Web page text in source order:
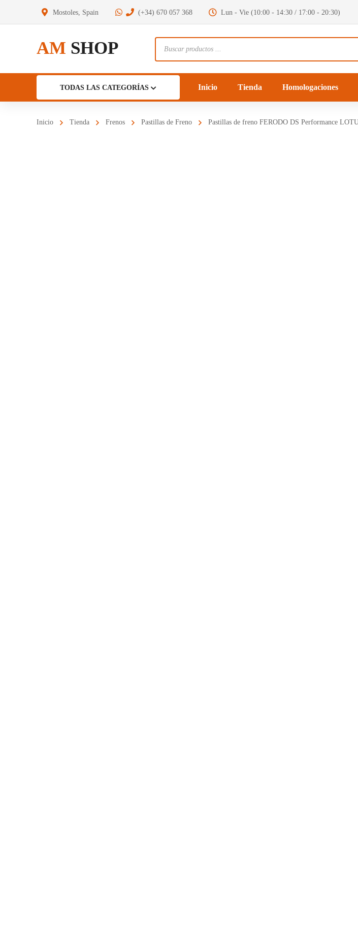
Mostoles, Spain (+34) 670 057 368 Lun - Vie (10:00 - 14:30 / 17:00 - 20:30)
AM SHOP
de
productos
TODAS LAS CATEGORÍAS Inicio Tienda Homologaciones
Inicio Tienda Frenos Pastillas de Freno Pastillas de freno FERODO DS Performance